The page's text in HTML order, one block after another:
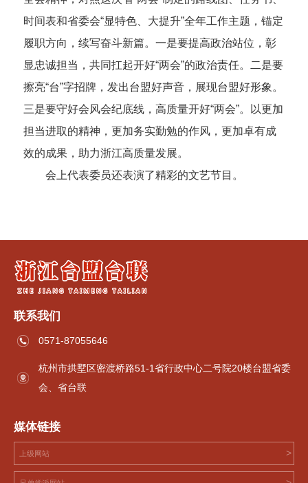
时间表和省委会“显特色、大提升”全年工作主题，锚定
履职方向，续写奋斗新篇。一是要提高政治站位，彰
显忠诚担当，共同扛起开好“两会”的政治责任。二是要
擦亮“台”字招牌，发出台盟好声音，展现台盟好形象。
三是要守好会风会纪底线，高质量开好“两会”。以更加
担当进取的精神，更加务实勤勉的作风，更加卓有成
效的成果，助力浙江高质量发展。
会上代表委员还表演了精彩的文艺节目。
联系我们
0571-87055646
杭州市拱墅区密渡桥路51-1省行政中心二号院20楼台盟省委
会、省台联
媒体链接
上级网站 >